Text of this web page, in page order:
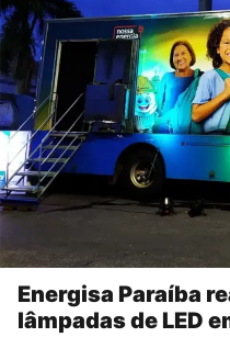
Energisa Paraíba
lâmpadas de LED